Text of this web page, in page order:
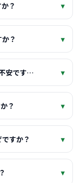
？ ▾
？ ▾
安です… ▾
？ ▾
すか？ ▾
▾